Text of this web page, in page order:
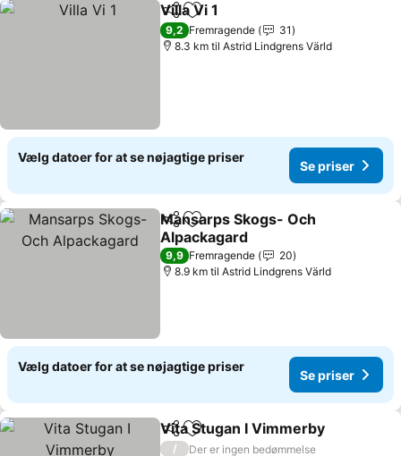
Del Føj til favoritter
Villa Vi 1
9,2 Fremragende
31
8.3 km til Astrid Lindgrens Värld
Vælg datoer for at se nøjagtige priser
Se priser
Del Føj til favoritter
Mansarps Skogs- Och
Alpackagard
Se priser
9,9 Fremragende
20
8.9 km til Astrid Lindgrens Värld
Vælg datoer for at se nøjagtige priser
Se priser
Del Føj til favoritter
Vita Stugan I Vimmerby
/ Der er ingen bedømmelse